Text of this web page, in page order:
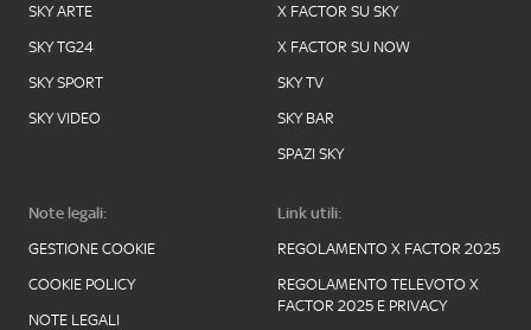
SKY ARTE
SKY TG24
SKY SPORT
SKY VIDEO
X FACTOR SU SKY
X FACTOR SU NOW
SKY TV
SKY BAR
SPAZI SKY
Note legali:
GESTIONE COOKIE
COOKIE POLICY
NOTE LEGALI
Link utili:
REGOLAMENTO X FACTOR 2025
REGOLAMENTO TELEVOTO X
FACTOR 2025 E PRIVACY